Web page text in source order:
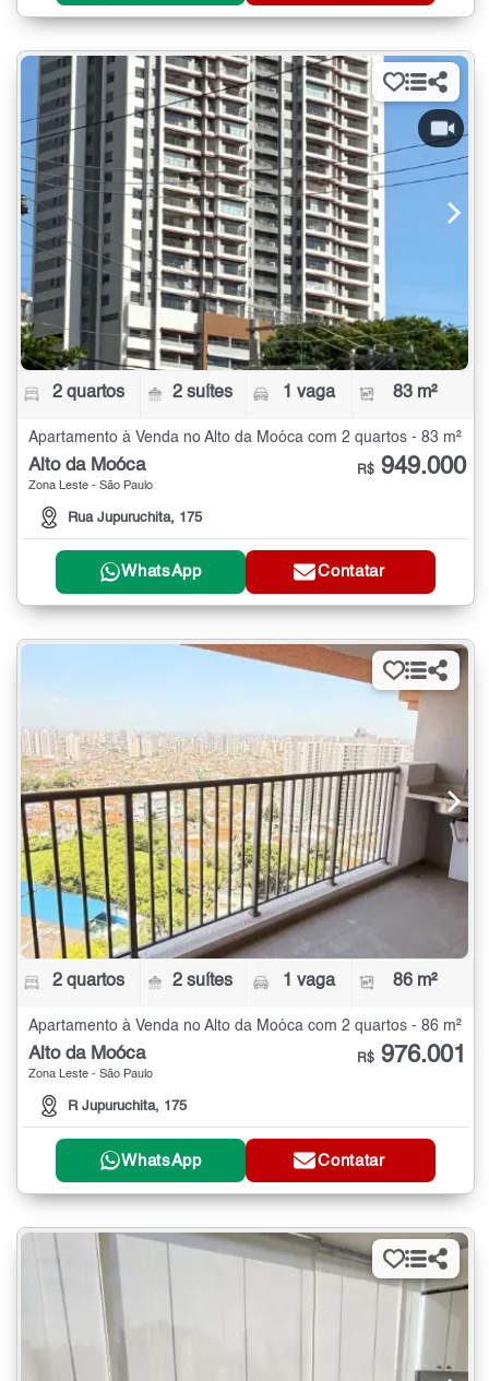
2 quartos 2 suítes 1 vaga 83 m²
Apartamento à Venda no Alto da Moóca com 2 quartos - 83 m²
Alto da Moóca
Zona Leste - São Paulo
Rua Jupuruchita, 175
R$ 949.000
WhatsApp Contatar
2 quartos 2 suítes 1 vaga 86 m²
Apartamento à Venda no Alto da Moóca com 2 quartos - 86 m²
Alto da Moóca
Zona Leste - São Paulo
R Jupuruchita, 175
R$ 976.001
WhatsApp Contatar